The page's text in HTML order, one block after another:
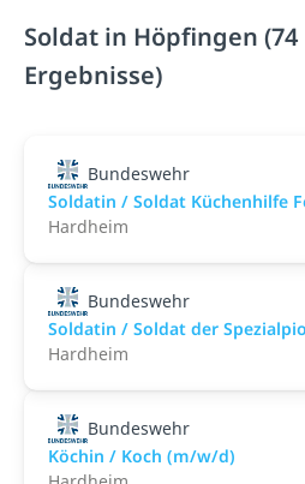
Soldat in Höpfingen (74
Ergebnisse)
Bundeswehr
Soldatin / Soldat Küchenhilfe
Hardheim
Bundeswehr
Soldatin / Soldat der
Hardheim
Bundeswehr
Köchin / Koch (m/w/d)